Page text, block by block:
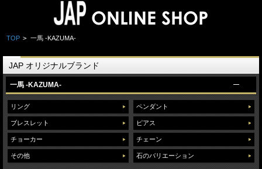
TOP > 一馬 -KAZUMA-
JAP オリジナルブランド
一馬 -KAZUMA-
リング
ブレスレット
チョーカー
その他
ペンダント
ピアス
チェーン
石のバリエーション